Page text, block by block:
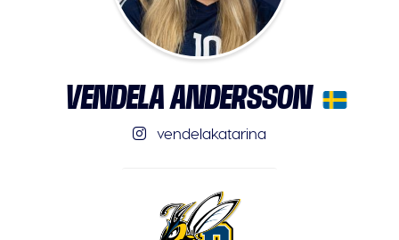
VENDELA ANDERSSON
vendelakatarina